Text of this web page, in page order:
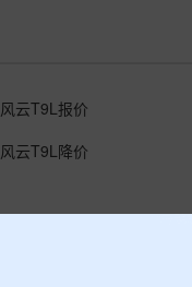
风云T9L报价
风云T9L降价